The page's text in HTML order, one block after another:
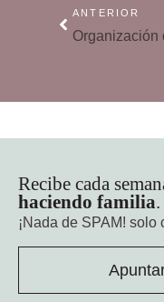
ANTERIOR
Recibe cada
haciendo familia
¡Nada de SPAM! solo